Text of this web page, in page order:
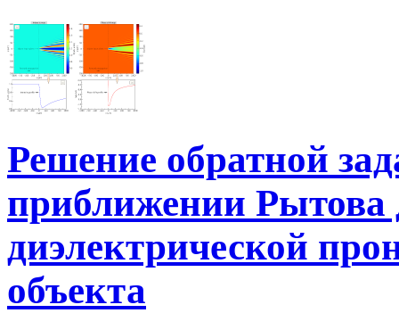
Решение обратной
приближении Рытова
диэлектрической
объекта